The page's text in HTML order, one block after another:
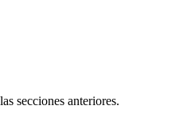
secciones anteriores.